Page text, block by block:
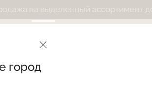
город
на выделенный ассортимент до